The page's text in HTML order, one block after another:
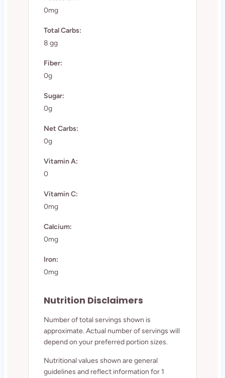
0mg
Total Carbs:
8 gg
Fiber:
0g
Sugar:
0g
Net Carbs:
0g
Vitamin A:
0
Vitamin C:
0mg
Calcium:
0mg
Iron:
0mg
Nutrition Disclaimers
Number of total servings shown is
approximate. Actual number of servings will
depend on your preferred portion sizes.
Nutritional values shown are general
guidelines and reflect information for 1